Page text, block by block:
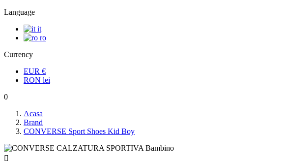
Language
it
ro
Currency
EUR €
RON lei
0
Acasa
Brand
CONVERSE Sport Shoes Kid Boy
